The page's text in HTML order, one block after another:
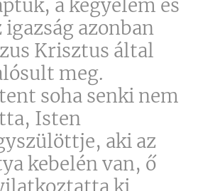
a kegyelem és
igazság azonban
Krisztus által
meg.
soha senki nem
Isten
aki az
kebelén van, ő